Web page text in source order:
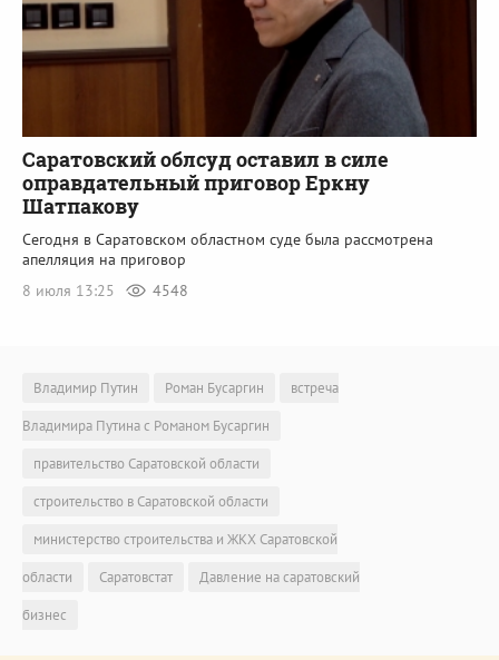
Саратовский облсуд оставил в силе
оправдательный приговор Еркну
Шатпакову
Сегодня в Саратовском областном суде была рассмотрена
апелляция на приговор
8 июля 13:25
4548
Владимир Путин Роман Бусаргин
встреча
Владимира Путина с Романом Бусаргин
правительство Саратовской области
строительство в Саратовской области
министерство строительства и ЖКХ Саратовской
области
Саратовстат
Давление на саратовский
бизнес